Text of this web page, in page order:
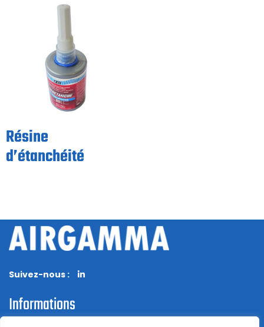
Résine
d’étanchéité
Suivez-nous :
Informations